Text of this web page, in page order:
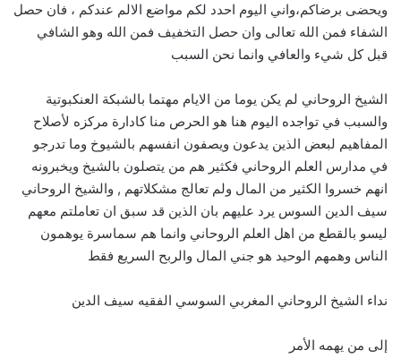
ويحضى برضاكم،واني اليوم احدد لكم مواضع الالم عندكم ، فان حصل
الشفاء فمن الله تعالى وان حصل التخفيف فمن الله وهو الشافي
قبل كل شيء والعافي وانما نحن السبب
الشيخ الروحاني لم يكن يوما من الايام مهتما بالشبكة العنكبوتية
والسبب في تواجده اليوم هنا هو الحرص منا كادارة مركزه لأصلاح
المفاهيم لبعض الذين يدعون ويصفون انفسهم بالشيوخ وما تدرجو
في مدارس العلم الروحاني فكثير هم من يتصلون بالشيخ ويخبرونه
انهم خسروا الكثير من المال ولم تعالج مشكلاتهم , والشيخ الروحاني
سيف الدين السوس يرد عليهم بان الذين قد سبق ان تعاملتم معهم
ليسو بالقطع من اهل العلم الروحاني وانما هم سماسرة يوهمون
الناس وهمهم الوحيد هو جني المال والربح السريع فقط
نداء الشيخ الروحاني المغربي السوسي الفقيه سيف الدين
إلى من يهمه الأمر